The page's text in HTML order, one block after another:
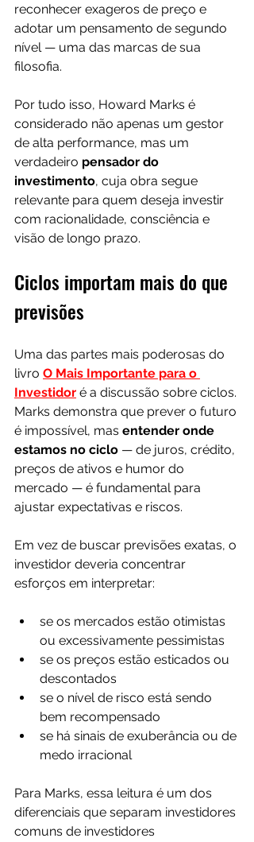
reconhecer exageros de preço e
adotar um pensamento de segundo
nível — uma das marcas de sua
filosofia.
Por tudo isso, Howard Marks é
considerado não apenas um gestor
de alta performance, mas um
verdadeiro pensador do
investimento, cuja obra segue
relevante para quem deseja investir
com racionalidade, consciência e
visão de longo prazo.
Ciclos importam mais do que
previsões
Uma das partes mais poderosas do
livro O Mais Importante para o
Investidor é a discussão sobre ciclos.
Marks demonstra que prever o futuro
é impossível, mas entender onde
estamos no ciclo — de juros, crédito,
preços de ativos e humor do
mercado — é fundamental para
ajustar expectativas e riscos.
Em vez de buscar previsões exatas, o
investidor deveria concentrar
esforços em interpretar:
se os mercados estão otimistas
ou excessivamente pessimistas
se os preços estão esticados ou
descontados
se o nível de risco está sendo
bem recompensado
se há sinais de exuberância ou de
medo irracional
Para Marks, essa leitura é um dos
diferenciais que separam investidores
comuns de investidores